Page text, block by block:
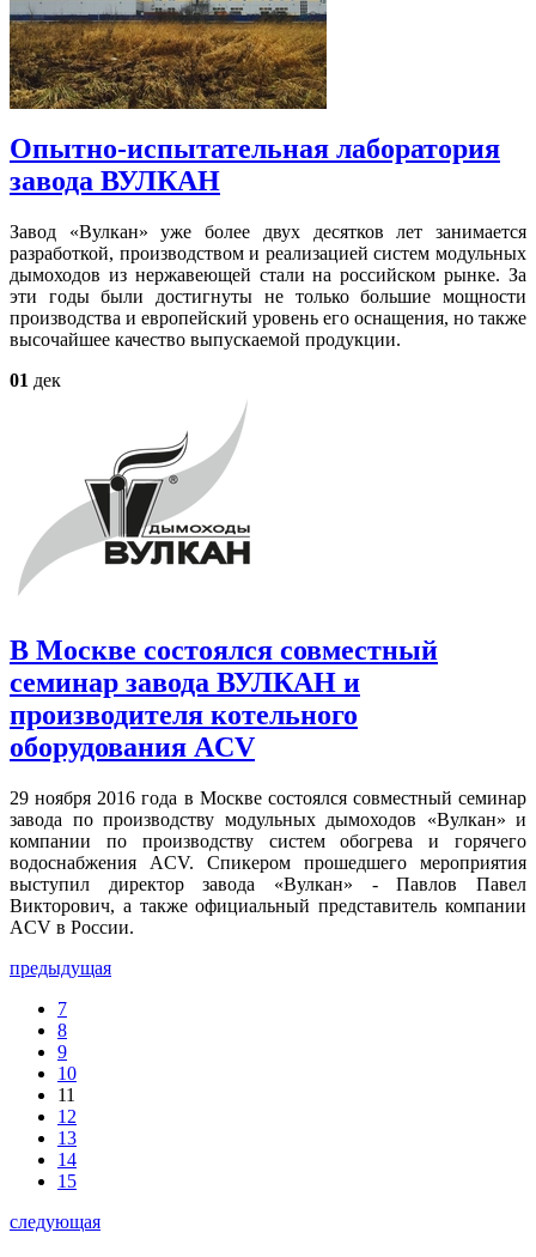
Опытно-испытательная лаборатория
завода ВУЛКАН
Завод «Вулкан» уже более двух десятков лет занимается
разработкой, производством и реализацией систем модульных
дымоходов из нержавеющей стали на российском рынке. За
эти годы были достигнуты не только большие мощности
производства и европейский уровень его оснащения, но также
высочайшее качество выпускаемой продукции.
01 дек
В Москве состоялся совместный
семинар завода ВУЛКАН и
производителя котельного
оборудования ACV
29 ноября 2016 года в Москве состоялся совместный семинар
завода по производству модульных дымоходов «Вулкан» и
компании по производству систем обогрева и горячего
водоснабжения ACV. Спикером прошедшего мероприятия
выступил директор завода «Вулкан» - Павлов Павел
Викторович, а также официальный представитель компании
ACV в России.
предыдущая
7
8
9
10
11
12
13
14
15
следующая